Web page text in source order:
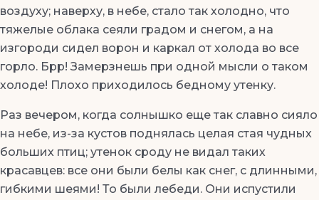
воздуху; наверху, в небе, стало так холодно, что
тяжелые облака сеяли градом и снегом, а на
изгороди сидел ворон и каркал от холода во все
горло. Брр! Замерзнешь при одной мысли о таком
холоде! Плохо приходилось бедному утенку.
Раз вечером, когда солнышко еще так славно сияло
на небе, из-за кустов поднялась целая стая чудных
больших птиц; утенок сроду не видал таких
красавцев: все они были белы как снег, с длинными,
гибкими шеями! То были лебеди. Они испустили